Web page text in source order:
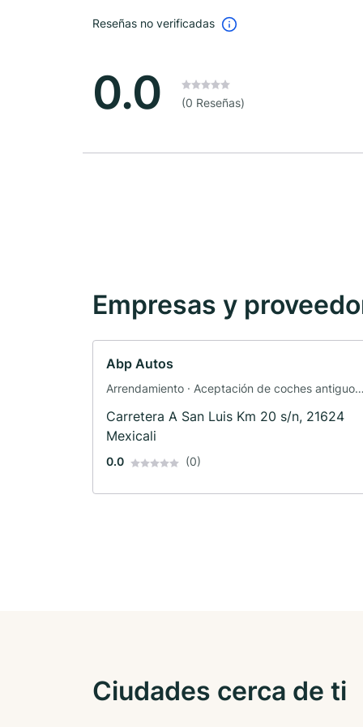
Reseñas no verificadas
0.0 (0 Reseñas)
Empresas y
Abp Autos
Arrendamiento · Aceptación de coches antiguos ·
Carretera A San Luis Km 20 s/n, 21624
Mexicali
0.0 (0)
Ciudades cerca de ti